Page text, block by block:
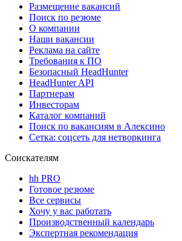
Размещение вакансий
Поиск по резюме
О компании
Наши вакансии
Реклама на сайте
Требования к ПО
Безопасный HeadHunter
HeadHunter API
Партнерам
Инвесторам
Каталог компаний
Поиск по вакансиям в Алексино
Сетка: соцсеть для нетворкинга
Соискателям
hh PRO
Готовое резюме
Все сервисы
Хочу у вас работать
Производственный календарь
Экспертная рекомендация